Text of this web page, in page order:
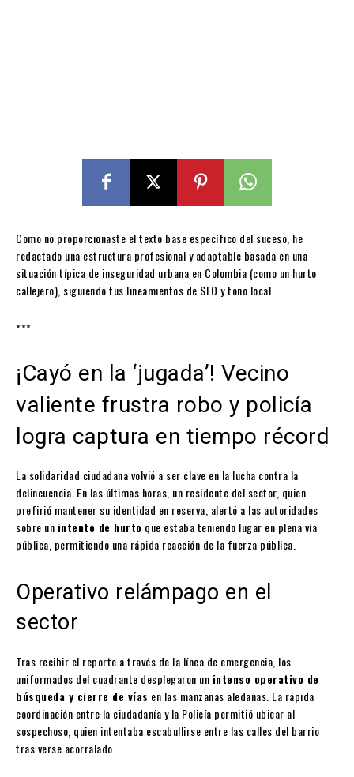
Como no proporcionaste el texto base específico del suceso, he
redactado una estructura profesional y adaptable basada en una
situación típica de inseguridad urbana en Colombia (como un hurto
callejero), siguiendo tus lineamientos de SEO y tono local.
***
¡Cayó en la ‘jugada’! Vecino
valiente frustra robo y policía
logra captura en tiempo récord
La solidaridad ciudadana volvió a ser clave en la lucha contra la
delincuencia. En las últimas horas, un residente del sector, quien
prefirió mantener su identidad en reserva, alertó a las autoridades
sobre un intento de hurto que estaba teniendo lugar en plena vía
pública, permitiendo una rápida reacción de la fuerza pública.
Operativo relámpago en el
sector
Tras recibir el reporte a través de la línea de emergencia, los
uniformados del cuadrante desplegaron un intenso operativo de
búsqueda y cierre de vías en las manzanas aledañas. La rápida
coordinación entre la ciudadanía y la Policía permitió ubicar al
sospechoso, quien intentaba escabullirse entre las calles del barrio
tras verse acorralado.